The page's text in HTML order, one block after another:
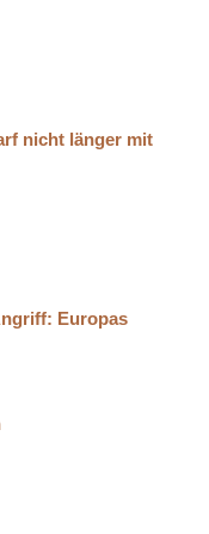
nicht länger mit
Europas